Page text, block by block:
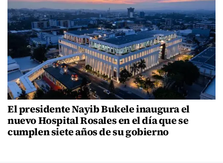
El presidente Nayib Bukele inaugura el
nuevo Hospital Rosales en el día que se
cumplen siete años de su gobierno